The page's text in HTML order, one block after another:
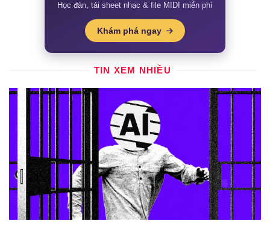
Học đàn, tải sheet nhạc & file MIDI miễn phí
Khám phá ngay
TIN XEM NHIỀU